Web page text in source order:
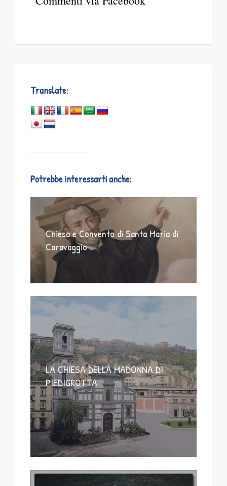
Translate:
Potrebbe interessarti anche:
Chiesa e Convento di Santa Maria di
Caravaggio
LA CHIESA DELLA MADONNA DI
PIEDIGROTTA